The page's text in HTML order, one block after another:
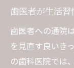
歯医者が生活
歯医者への通院
を見直す良いき
の歯科医院では